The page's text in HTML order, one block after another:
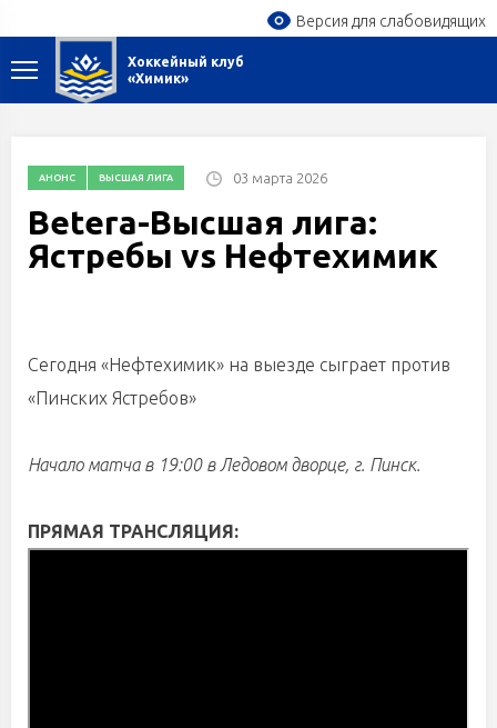
Версия для слабовидящих
Хоккейный клуб
«Химик»
АНОНС ВЫСШАЯ ЛИГА 03 марта 2026
Betera-Высшая лига:
Ястребы vs Нефтехимик
Сегодня «Нефтехимик» на выезде сыграет против
«Пинских Ястребов»
Начало матча в 19:00 в Ледовом дворце, г. Пинск.
ПРЯМАЯ ТРАНСЛЯЦИЯ: